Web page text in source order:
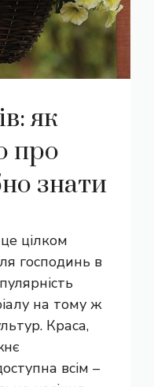
як
про
знати
цілком
господинь в
на тому ж
Краса,
всім –